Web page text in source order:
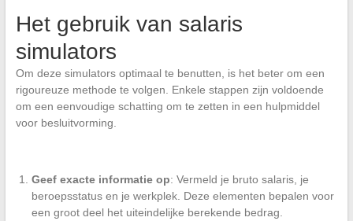
Het gebruik van salaris
simulators
Om deze simulators optimaal te benutten, is het beter om een
rigoureuze methode te volgen. Enkele stappen zijn voldoende
om een eenvoudige schatting om te zetten in een hulpmiddel
voor besluitvorming.
Geef exacte informatie op: Vermeld je bruto salaris, je
beroepsstatus en je werkplek. Deze elementen bepalen voor
een groot deel het uiteindelijke berekende bedrag.